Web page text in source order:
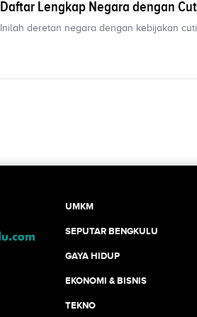
Daftar Lengkap Negara dengan
Inilah deretan negara dengan kebijakan
UMKM
SEPUTAR BENGKULU
GAYA HIDUP
EKONOMI & BISNIS
TEKNO